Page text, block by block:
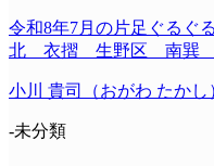
令和8年7月の片足ぐるぐ
北 衣摺 生野区 南巽
小川 貴司（おがわ たか
-未分類